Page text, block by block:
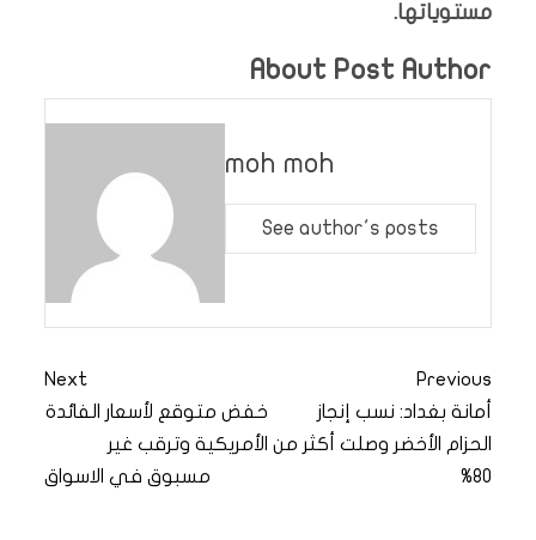
مستوياتها.
About Post Author
moh moh
See author's posts
Previous
أمانة بغداد: نسب إنجاز
الحزام الأخضر وصلت أكثر من
80%
Next
خفض متوقع لأسعار الفائدة
الأمريكية وترقب غير
مسبوق في الاسواق